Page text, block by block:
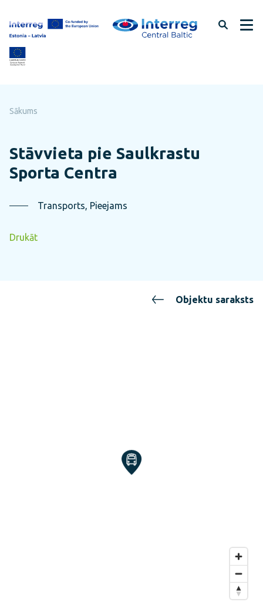
uz
lapas
saturu
Sākums
Stāvvieta pie Saulkrastu
Sporta Centra
Transports, Pieejams
Drukāt
Objektu saraksts